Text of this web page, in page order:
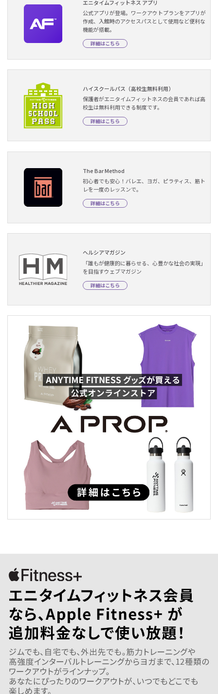
エニタイムフィットネス アプリ
公式アプリが登場。ワークアウトプランをアプリが
作成、入館時のアクセスパスとして使用など便利な
機能が搭載。
詳細はこちら
ハイスクールパス（高校生無料利用）
保護者がエニタイムフィットネスの会員であれば高
校生は無料利用できる制度です。
詳細はこちら
The Bar Method
初心者でも安心！バレエ、ヨガ、ピラティス、筋ト
レを一度のレッスンで。
詳細はこちら
ヘルシアマガジン
「誰もが健康的に暮らせる、心豊かな社会の実現」
を目指すウェブマガジン
詳細はこちら